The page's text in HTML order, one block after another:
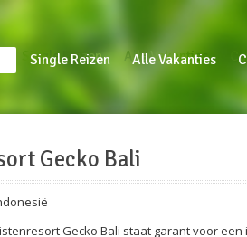
Single Reizen
Single Reizen Alle Vakanties
Alle Vakanties
Gecko Bali
Gecko Bali staat garant voor